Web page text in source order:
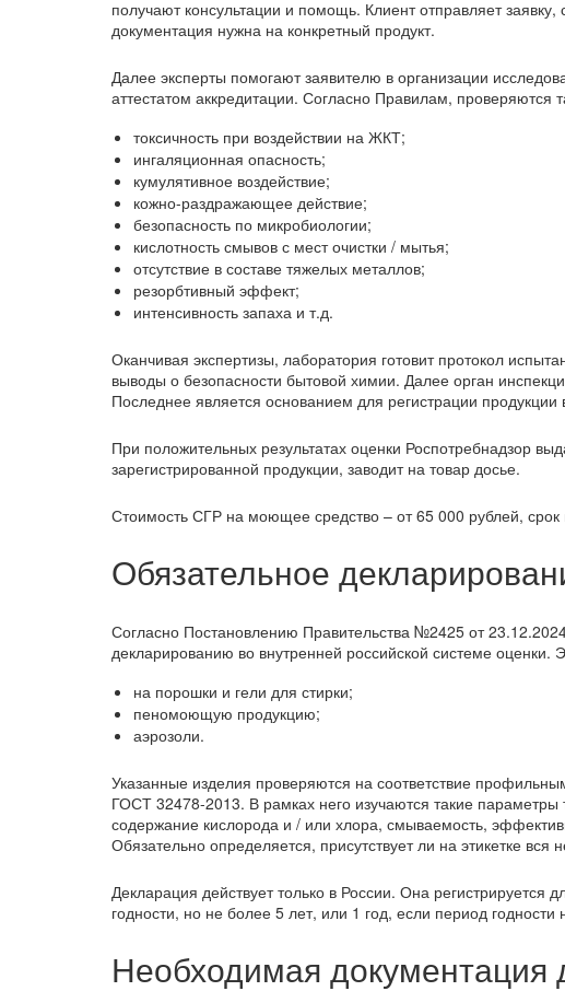
получают консультации и помощь. Клиент отправляет
документация нужна на конкретный продукт.
Далее эксперты помогают заявителю в организации
аттестатом аккредитации. Согласно Правилам, проверяются
токсичность при воздействии на ЖКТ;
ингаляционная опасность;
кумулятивное воздействие;
кожно-раздражающее действие;
безопасность по микробиологии;
кислотность смывов с мест очистки / мытья;
отсутствие в составе тяжелых металлов;
резорбтивный эффект;
интенсивность запаха и т.д.
Оканчивая экспертизы, лаборатория готовит протокол
выводы о безопасности бытовой химии. Далее орган
Последнее является основанием для регистрации продукции
При положительных результатах оценки Роспотребнадзор
зарегистрированной продукции, заводит на товар досье.
Стоимость СГР на моющее средство – от 65 000 рублей, срок
Обязательное
Согласно Постановлению Правительства №2425 от
декларированию во внутренней российской системе оценки.
на порошки и гели для стирки;
пеномоющую продукцию;
аэрозоли.
Указанные изделия проверяются на соответствие
ГОСТ 32478-2013. В рамках него изучаются такие
содержание кислорода и / или хлора, смываемость,
Обязательно определяется, присутствует ли на этикетке
Декларация действует только в России. Она
годности, но не более 5 лет, или 1 год, если период годности
Необходимая документация